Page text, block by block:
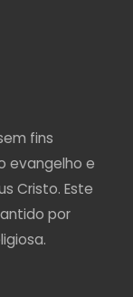
fins
evangelho e
Cristo. Este
por